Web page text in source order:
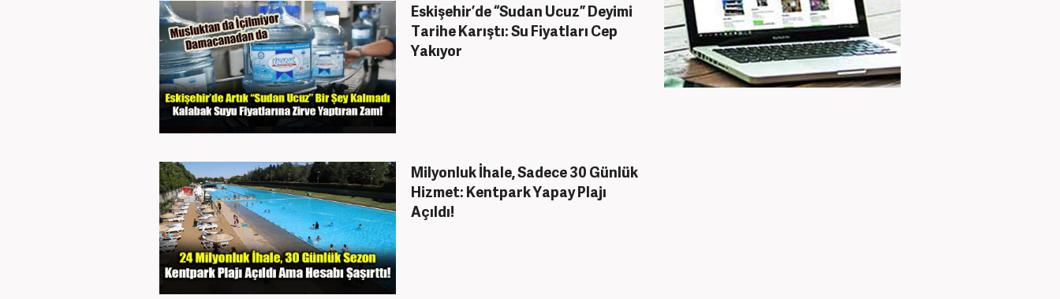
Eskişehir’de “Sudan Ucuz” Deyimi
Tarihe Karıştı: Su Fiyatları Cep
Yakıyor
Milyonluk İhale, Sadece 30 Günlük
Hizmet: Kentpark Yapay Plajı
Açıldı!